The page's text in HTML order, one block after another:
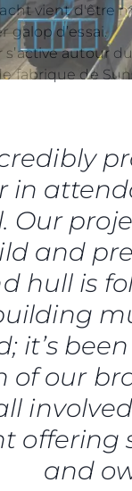
vient d'être
galop d’essai.
autour
fabrique de
in
Our
and
hull is
it’s
of our
offering
and